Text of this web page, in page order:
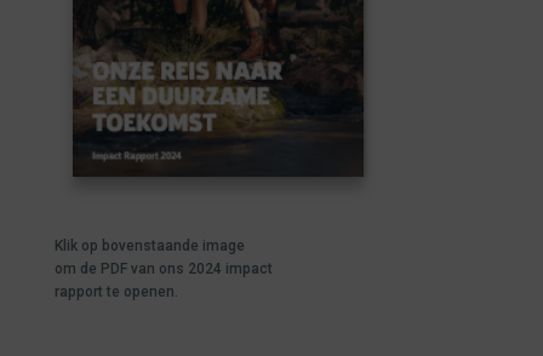
Klik op bovenstaande image
om de PDF van ons 2024 impact
rapport te openen.